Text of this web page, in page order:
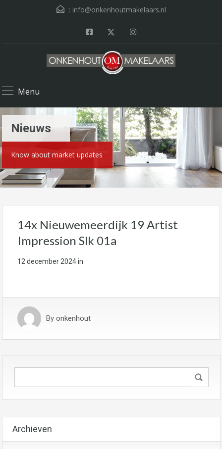
: info@onkenhoutmakelaars.nl
Menu
Nieuws
Know about market updates
14x Nieuwemeerdijk 19 Artist
Impression Slk 01a
12 december 2024in
By onkenhout
Archieven